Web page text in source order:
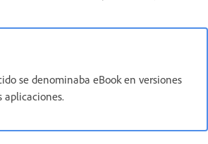
se denominaba eBook en versiones
aplicaciones.